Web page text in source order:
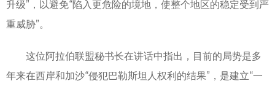
升级”，以避免“陷入更危险的境地，使整个地区的稳定受到严
重威胁”。
这位阿拉伯联盟秘书长在讲话中指出，目前的局势是多
年来在西岸和加沙“侵犯巴勒斯坦人权利的结果”，是建立“一